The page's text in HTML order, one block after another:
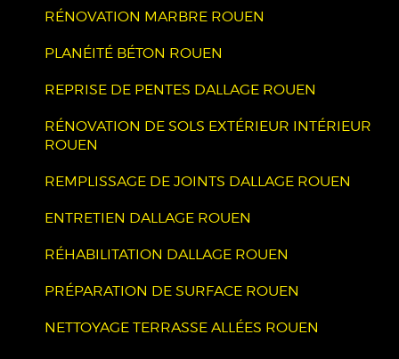
RÉNOVATION MARBRE ROUEN
PLANÉITÉ BÉTON ROUEN
REPRISE DE PENTES DALLAGE ROUEN
RÉNOVATION DE SOLS EXTÉRIEUR INTÉRIEUR
ROUEN
REMPLISSAGE DE JOINTS DALLAGE ROUEN
ENTRETIEN DALLAGE ROUEN
RÉHABILITATION DALLAGE ROUEN
PRÉPARATION DE SURFACE ROUEN
NETTOYAGE TERRASSE ALLÉES ROUEN